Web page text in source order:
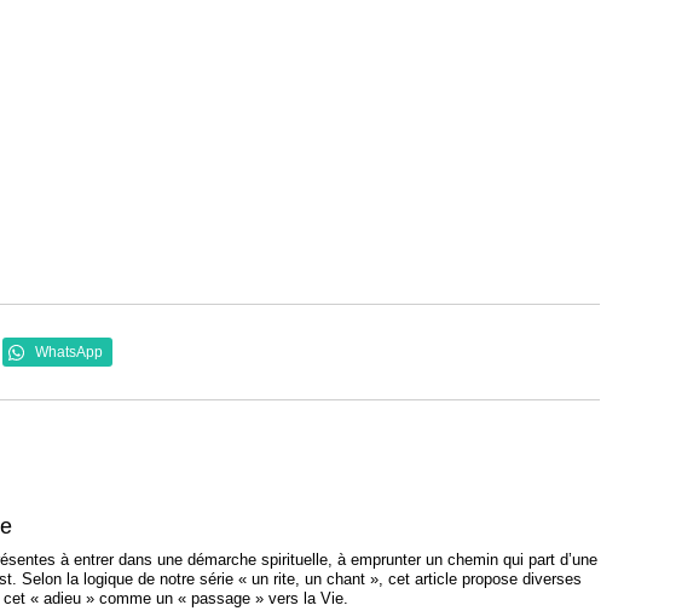
WhatsApp
à entrer dans une démarche spirituelle, à emprunter un chemin qui part d’une
Selon la logique de notre série « un rite, un chant », cet article propose diverses
« adieu » comme un « passage » vers la Vie.